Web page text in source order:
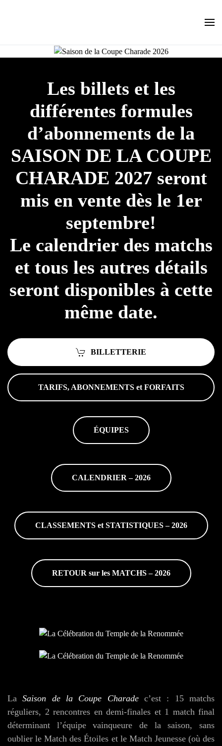
Les billets et les
différentes formules
d’abonnements de la
SAISON DE LA COUPE
CHARADE 2027 seront
mis en vente dès le 1er
septembre!
Le calendrier des matchs
et tous les autres détails
seront disponibles à cette
même date.
BILLETTERIE
TARIFS, ABONNEMENTS et FORFAITS
ÉQUIPES
CALENDRIER – 2026
CLASSEMENTS et STATISTIQUES – 2026
RETOUR sur les MATCHS – 2026
La Saison de la Coupe Charadec’est : 15 matchs
réguliers, 2 rencontres en demi-finales et 1 match final
déterminant l’équipe vainqueure de la saison, sans
oublier le Match des Étoiles et le Match Jeunesse (où des